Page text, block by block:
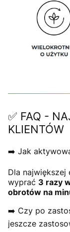
✅ FAQ -
KLIENTÓW
➡️ Jak
Dla
wyprać 3 razy
obrotów na
➡️ Czy po
jeszcze